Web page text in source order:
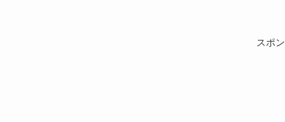
スポ